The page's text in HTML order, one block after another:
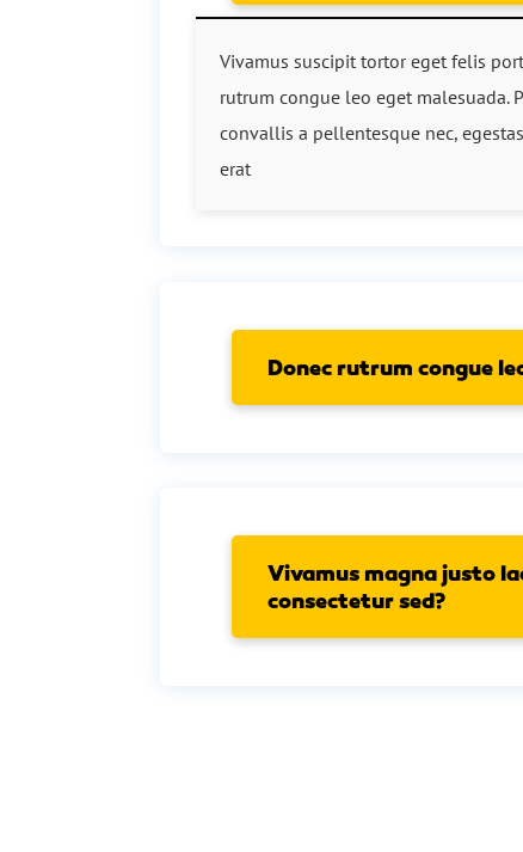
Vivamus suscipit tortor eget felis
rutrum congue leo eget malesuada.
convallis a pellentesque nec,
erat
Donec rutrum congue
Vivamus magna justo
consectetur sed?